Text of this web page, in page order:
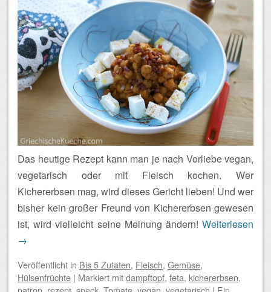
Das heutige Rezept kann man je nach Vorliebe vegan,
vegetarisch oder mit Fleisch kochen. Wer
Kichererbsen mag, wird dieses Gericht lieben! Und wer
bisher kein großer Freund von Kichererbsen gewesen
ist, wird vielleicht seine Meinung ändern! Weiterlesen
→
Veröffentlicht in Bis 5 Zutaten, Fleisch, Gemüse,
Hülsenfrüchte | Markiert mitdampftopf, feta, kichererbsen,